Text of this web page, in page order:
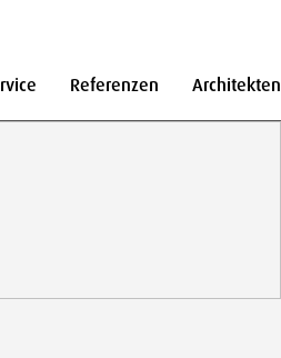
Referenzen Architekten